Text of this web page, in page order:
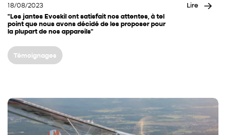
18/08/2023
“Les jantes Evoskil ont satisfait nos attentes, à tel
point que nous avons décidé de les proposer pour
la plupart de nos appareils”
Témoignages
Lire